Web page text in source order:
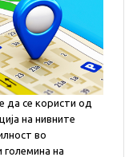
да се користи од
на нивните
во
големина на